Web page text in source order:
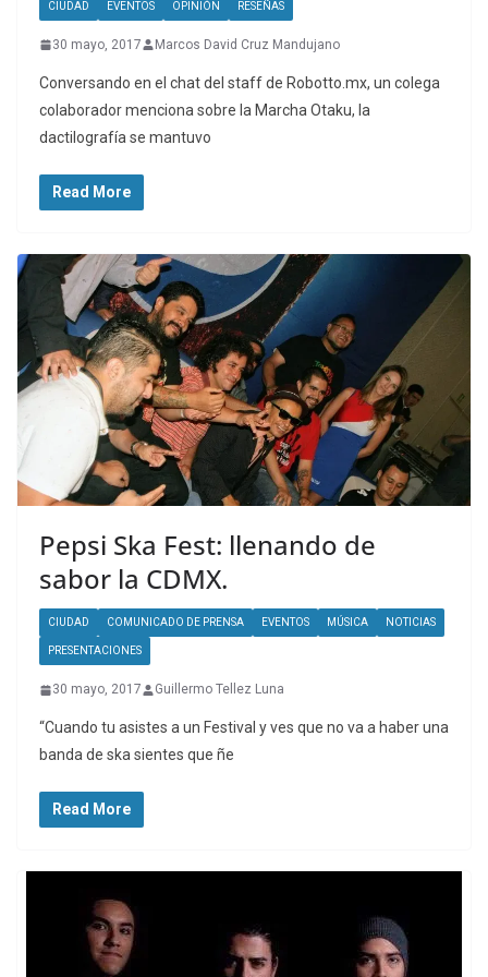
CIUDAD EVENTOS OPINIÓN RESEÑAS
30 mayo, 2017 Marcos David Cruz Mandujano
Conversando en el chat del staff de Robotto.mx, un colega
colaborador menciona sobre la Marcha Otaku, la
dactilografía se mantuvo
Read More
Pepsi Ska Fest: llenando de
sabor la CDMX.
CIUDAD COMUNICADO DE PRENSA EVENTOS MÚSICA NOTICIAS
PRESENTACIONES
30 mayo, 2017 Guillermo Tellez Luna
“Cuando tu asistes a un Festival y ves que no va a haber una
banda de ska sientes que ñe
Read More